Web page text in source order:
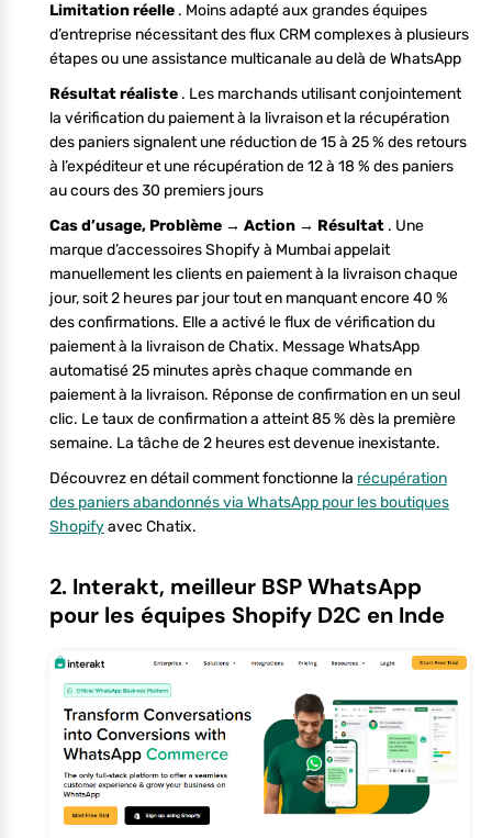
Limitation réelle . Moins adapté aux grandes équipes
d’entreprise nécessitant des flux CRM complexes à plusieurs
étapes ou une assistance multicanale au delà de WhatsApp
Résultat réaliste . Les marchands utilisant conjointement
la vérification du paiement à la livraison et la récupération
des paniers signalent une réduction de 15 à 25 % des retours
à l’expéditeur et une récupération de 12 à 18 % des paniers
au cours des 30 premiers jours
Cas d’usage, Problème → Action → Résultat . Une
marque d’accessoires Shopify à Mumbai appelait
manuellement les clients en paiement à la livraison chaque
jour, soit 2 heures par jour tout en manquant encore 40 %
des confirmations. Elle a activé le flux de vérification du
paiement à la livraison de Chatix. Message WhatsApp
automatisé 25 minutes après chaque commande en
paiement à la livraison. Réponse de confirmation en un seul
clic. Le taux de confirmation a atteint 85 % dès la première
semaine. La tâche de 2 heures est devenue inexistante.
Découvrez en détail comment fonctionne la récupération
des paniers abandonnés via WhatsApp pour les boutiques
Shopifyavec Chatix.
2. Interakt, meilleur BSP WhatsApp
pour les équipes Shopify D2C en Inde